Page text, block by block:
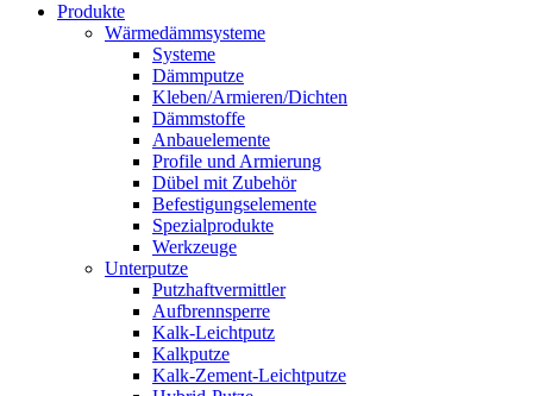
Produkte
Wärmedämmsysteme
Systeme
Dämmputze
Kleben/Armieren/Dichten
Dämmstoffe
Anbauelemente
Profile und Armierung
Dübel mit Zubehör
Befestigungselemente
Spezialprodukte
Werkzeuge
Unterputze
Putzhaftvermittler
Aufbrennsperre
Kalk-Leichtputz
Kalkputze
Kalk-Zement-Leichtputze